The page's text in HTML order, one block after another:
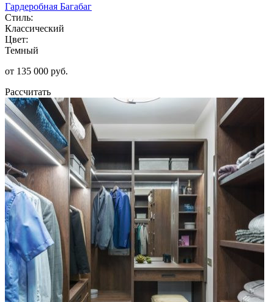
Гардеробная Багабаг
Стиль:
Классический
Цвет:
Темный
от 135 000 руб.
Рассчитать